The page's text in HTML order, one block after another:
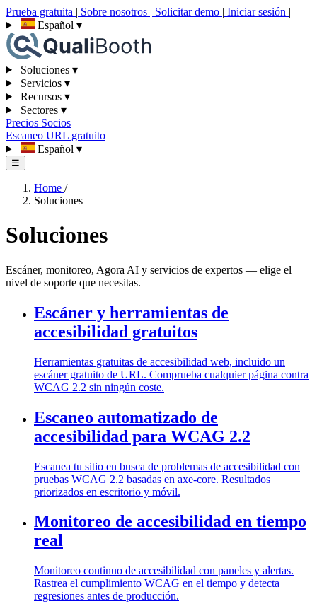
Prueba gratuita | Sobre nosotros | Solicitar demo | Iniciar sesión |
Español ▾
Soluciones ▾
Servicios ▾
Recursos ▾
Sectores ▾
Precios Socios
Escaneo URL gratuito
Español ▾
☰
Home /
Soluciones
Soluciones
Escáner, monitoreo, Agora AI y servicios de expertos — elige el
nivel de soporte que necesitas.
Escáner y herramientas de
accesibilidad gratuitos
Herramientas gratuitas de accesibilidad web, incluido un
escáner gratuito de URL. Comprueba cualquier página contra
WCAG 2.2 sin ningún coste.
Escaneo automatizado de
accesibilidad para WCAG 2.2
Escanea tu sitio en busca de problemas de accesibilidad con
pruebas WCAG 2.2 basadas en axe-core. Resultados
priorizados en escritorio y móvil.
Monitoreo de accesibilidad en tiempo
real
Monitoreo continuo de accesibilidad con paneles y alertas.
Rastrea el cumplimiento WCAG en el tiempo y detecta
regresiones antes de producción.